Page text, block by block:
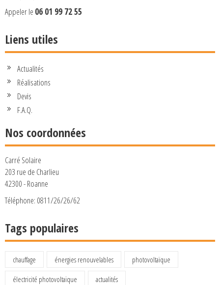
Appeler le 06 01 99 72 55
Liens utiles
Actualités
Réalisations
Devis
F.A.Q.
Nos coordonnées
Carré Solaire
203 rue de Charlieu
42300 - Roanne
Téléphone: 0811/26/26/62
Tags populaires
chauffage énergies renouvelables
photovoltaïque
électricité photovoltaïque
actualités